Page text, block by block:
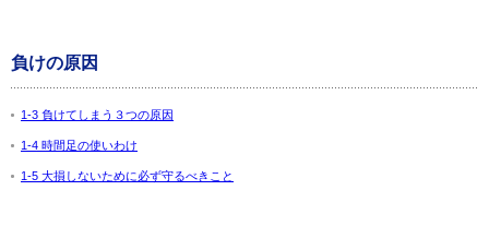
負けの原因
1-3 負けてしまう３つの原因
1-4 時間足の使いわけ
1-5 大損しないために必ず守るべきこと